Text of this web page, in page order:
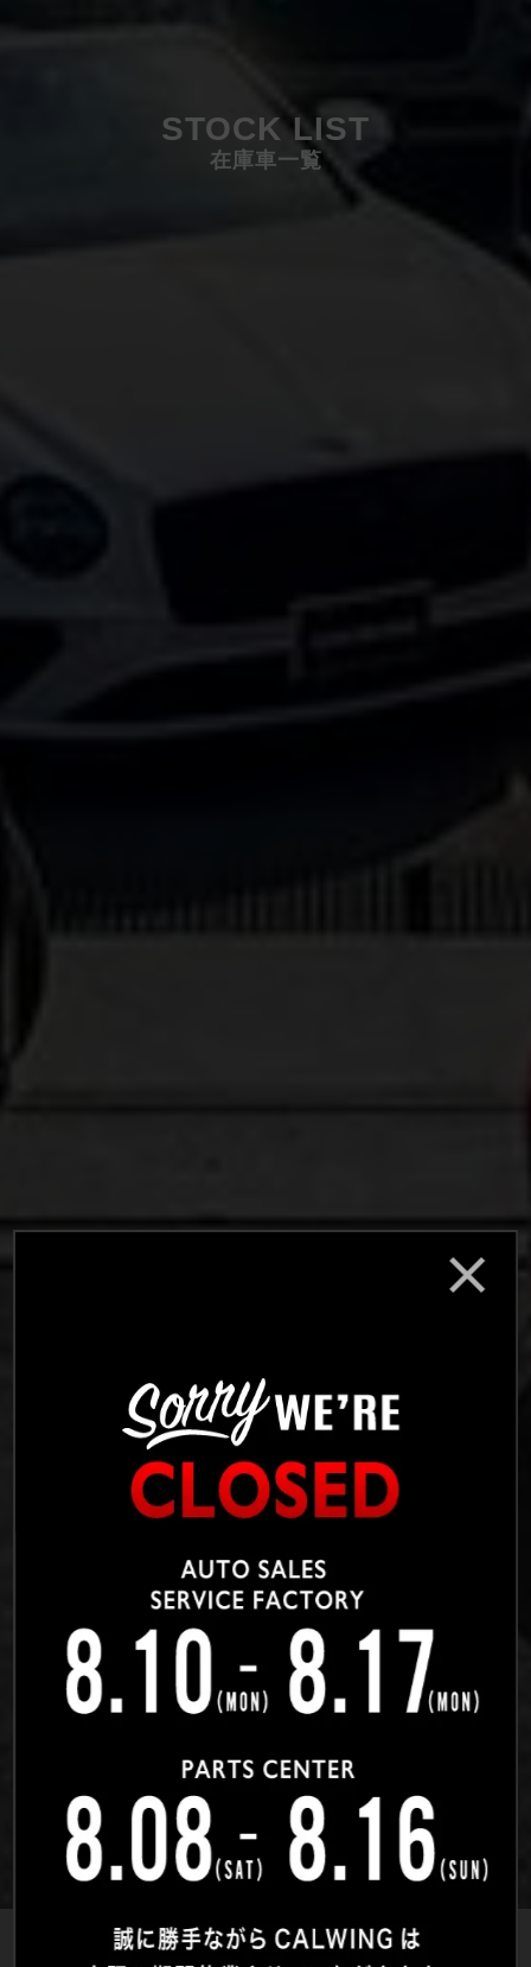
STOCK LIST
在庫車一覧